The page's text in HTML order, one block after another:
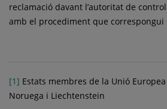
reclamació davant l’autoritat de
amb el procediment que correspongui
[1] Estats membres de la Unió Europea
Noruega i Liechtenstein